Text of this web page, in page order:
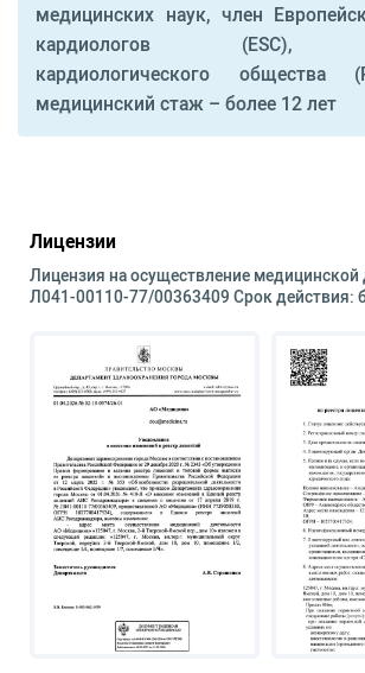
медицинских наук, член
кардиологов (ESC),
кардиологического
медицинский стаж – более 12 лет
Лицензии
Лицензия на осуществление
Л041-00110-77/00363409 Срок действия: